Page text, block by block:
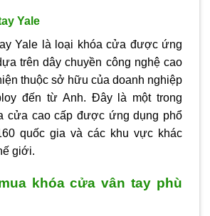
Yale
Yale là loại khóa cửa được ứng
trên dây chuyền công nghệ cao
thuộc sở hữu của doanh nghiệp
đến từ Anh. Đây là một trong
cửa cao cấp được ứng dụng phổ
quốc gia và các khu vực khác
giới.
khóa cửa vân tay phù